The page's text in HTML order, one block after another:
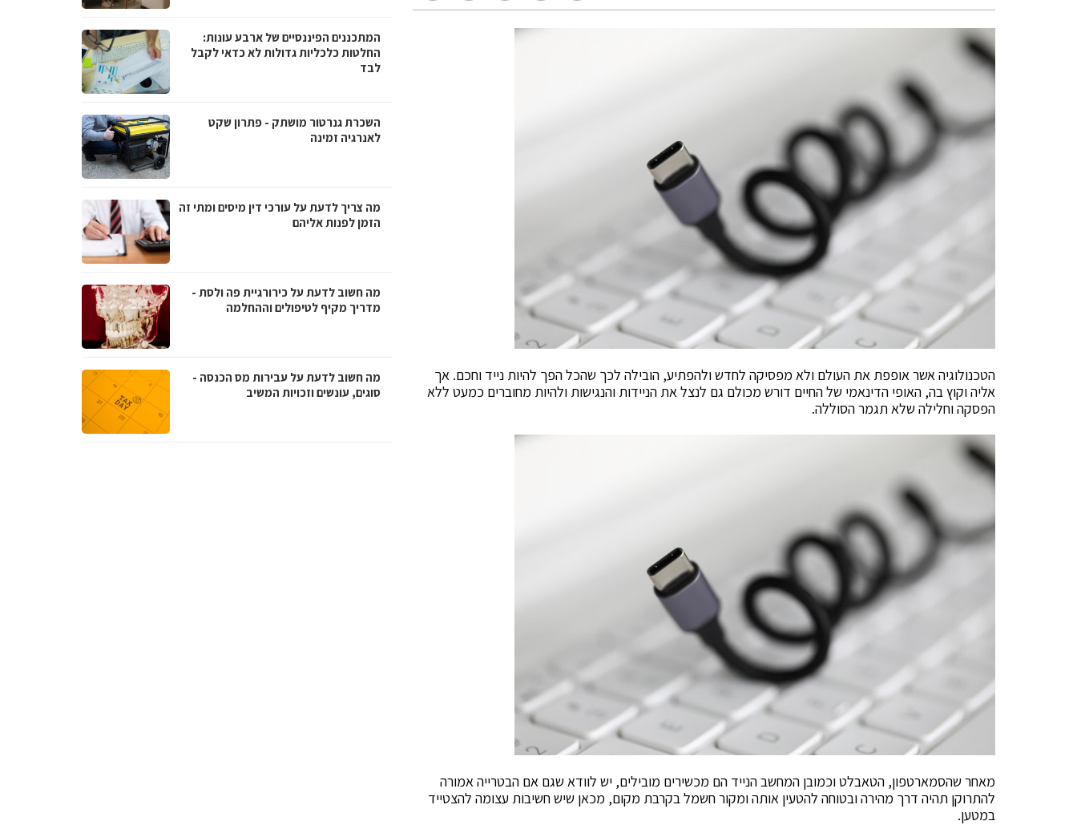
הטכנולוגיה אשר אופפת את העולם ולא מפסיקה לחדש ולהפתיע, הובילה לכך שהכל הפך להיות נייד וחכם. אך
אליה וקוץ בה, האופי הדינאמי של החיים דורש מכולם גם לנצל את הניידות והנגישות ולהיות מחוברים כמעט ללא
הפסקה וחלילה שלא תגמר הסוללה.
מאחר שהסמארטפון, הטאבלט וכמובן המחשב הנייד הם מכשירים מובילים, יש לוודא שגם אם הבטרייה אמורה
להתרוקן תהיה דרך מהירה ובטוחה להטעין אותה ומקור חשמל בקרבת מקום, מכאן שיש חשיבות עצומה להצטייד
במטען.
המתכננים הפיננסיים של ארבע עונות:
החלטות כלכליות גדולות לא כדאי לקבל
לבד
השכרת גנרטור מושתק - פתרון שקט
לאנרגיה זמינה
מה צריך לדעת על עורכי דין מיסים ומתי זה
הזמן לפנות אליהם
מה חשוב לדעת על כירורגיית פה ולסת -
מדריך מקיף לטיפולים וההחלמה
מה חשוב לדעת על עבירות מס הכנסה -
סוגים, עונשים וזכויות המשיב